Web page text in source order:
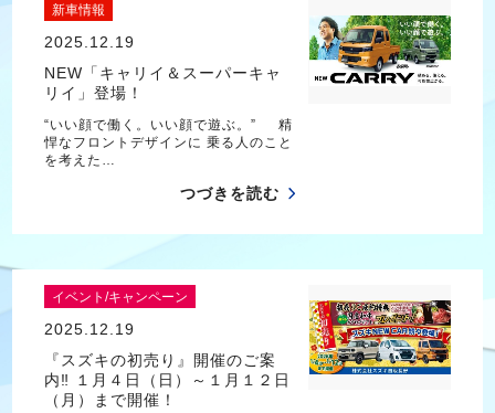
新車情報
2025.12.19
NEW「キャリイ＆スーパーキャ
リイ」登場！
“いい顔で働く。いい顔で遊ぶ。” 精
悍なフロントデザインに 乗る人のこと
を考えた…
つづきを読む
イベント/キャンペーン
2025.12.19
『スズキの初売り』開催のご案
内‼ １月４日（日）～１月１２日
（月）まで開催！